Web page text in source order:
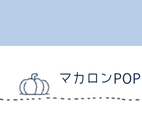
マカロンPOP